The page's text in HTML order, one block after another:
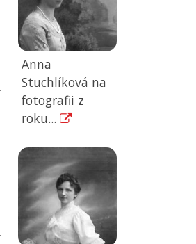
Anna
Stuchlíková na
fotografii z
roku...